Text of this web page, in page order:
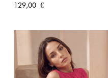
Prix
129,00 €